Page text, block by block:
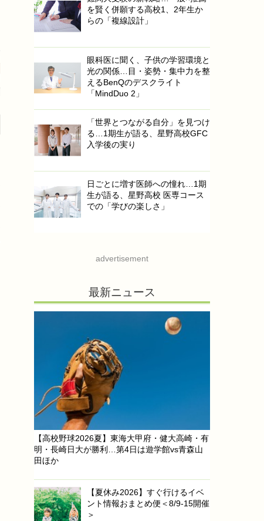
を賢く併願する高校1、2年生か
らの「複線設計」
眼科医に聞く、子供の学習環境と
光の関係…目・姿勢・集中力を整
えるBenQのデスクライト
「MindDuo 2」
「世界とつながる自分」を見つけ
る…1期生が語る、星野高校GFC
入学後の実り
日ごとに増す医師への憧れ…1期
生が語る、星野高校 医専コース
での「学びの楽しさ」
advertisement
最新ニュース
【高校野球2026夏】東海大甲府・健大高崎・有
明・長崎日大が勝利…第4日は遊学館vs青森山
田ほか
【夏休み2026】すぐ行けるイベ
ント情報おまとめ便＜8/9-15開催
＞